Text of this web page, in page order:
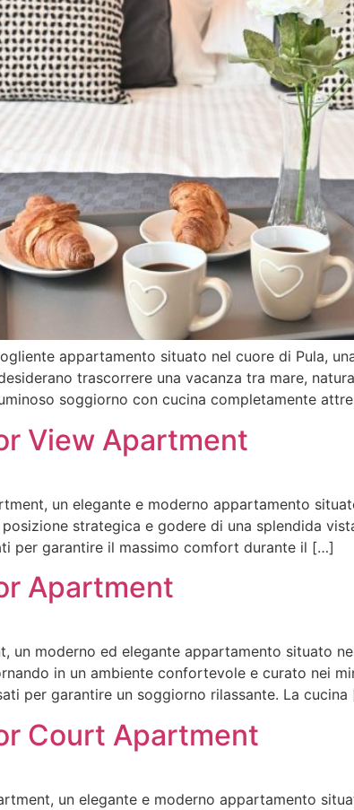
appartamento situato nel cuore di Pula,
trascorrere una vacanza tra mare,
soggiorno con cucina completamente
View Apartment
un elegante e moderno appartamento
strategica e godere di una splendida
per garantire il massimo comfort durante il […]
Apartment
un moderno ed elegante appartamento situato
in un ambiente confortevole e curato nei
per garantire un soggiorno rilassante. La
Court Apartment
un elegante e moderno appartamento